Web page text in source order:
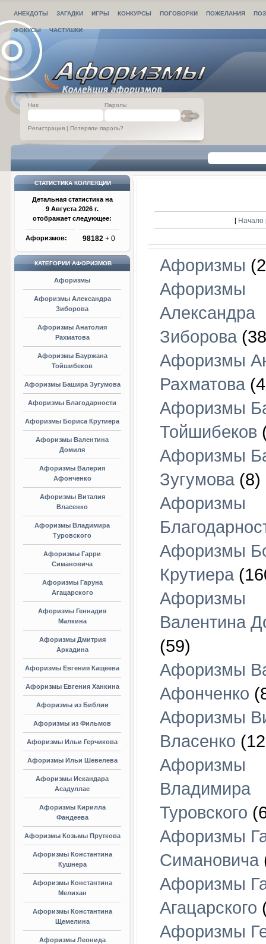
АНЕКДОТЫ ЗАГАДКИ ИГРЫ КОНКУРСЫ ПОГОВОРКИ ПОЖЕЛАНИЯ
ФОКУСЫ ЧАСТУШКИ
Ник: Пароль:
Регистрация | Потеряли пароль?
СТАТИСТИКА КОЛЛЕКЦИИ
Детальная статистика на
9 Августа 2026 г.
отображает следующее:
Афоризмов: 98182 + 0
КАТЕГОРИИ АФОРИЗМОВ
Афоризмы
Афоризмы Александра
Зиборова
Афоризмы Анатолия
Рахматова
Афоризмы Бауржана
Тойшибеков
Афоризмы Башира Зугумова
Афоризмы Благодарности
Афоризмы Бориса Крутиера
Афоризмы Валентина
Домиля
Афоризмы Валерия
Афонченко
Афоризмы Виталия
Власенко
Афоризмы Владимира
Туровского
Афоризмы Гарри
Симановича
Афоризмы Гаруна
Агацарского
Афоризмы Геннадия
Малкина
Афоризмы Дмитрия
Аркадина
Афоризмы Евгения Кащеева
Афоризмы Евгения Ханкина
Афоризмы из Библии
Афоризмы из Фильмов
Афоризмы Ильи Герчикова
Афоризмы Ильи Шевелева
Афоризмы Искандара
Асадуллае
Афоризмы Кирилла
Фандеева
Афоризмы Козьмы Пруткова
Афоризмы Константина
Кушнера
Афоризмы Константина
Мелихан
Афоризмы Константина
Щемелина
Афоризмы Леонида
[ Начало
Афоризмы
Афоризмы
Александра
Зиборова
Афоризмы
Рахматова
Афоризмы
Тойшибеков
Афоризмы
Зугумова (8)
Афоризмы
Афоризмы
Крутиера
Афоризмы
Валентина
(59)
Афоризмы
Афонченко
Афоризмы
Власенко
Афоризмы
Владимира
Туровского
Афоризмы
Симановича
Афоризмы
Агацарского
Афоризмы